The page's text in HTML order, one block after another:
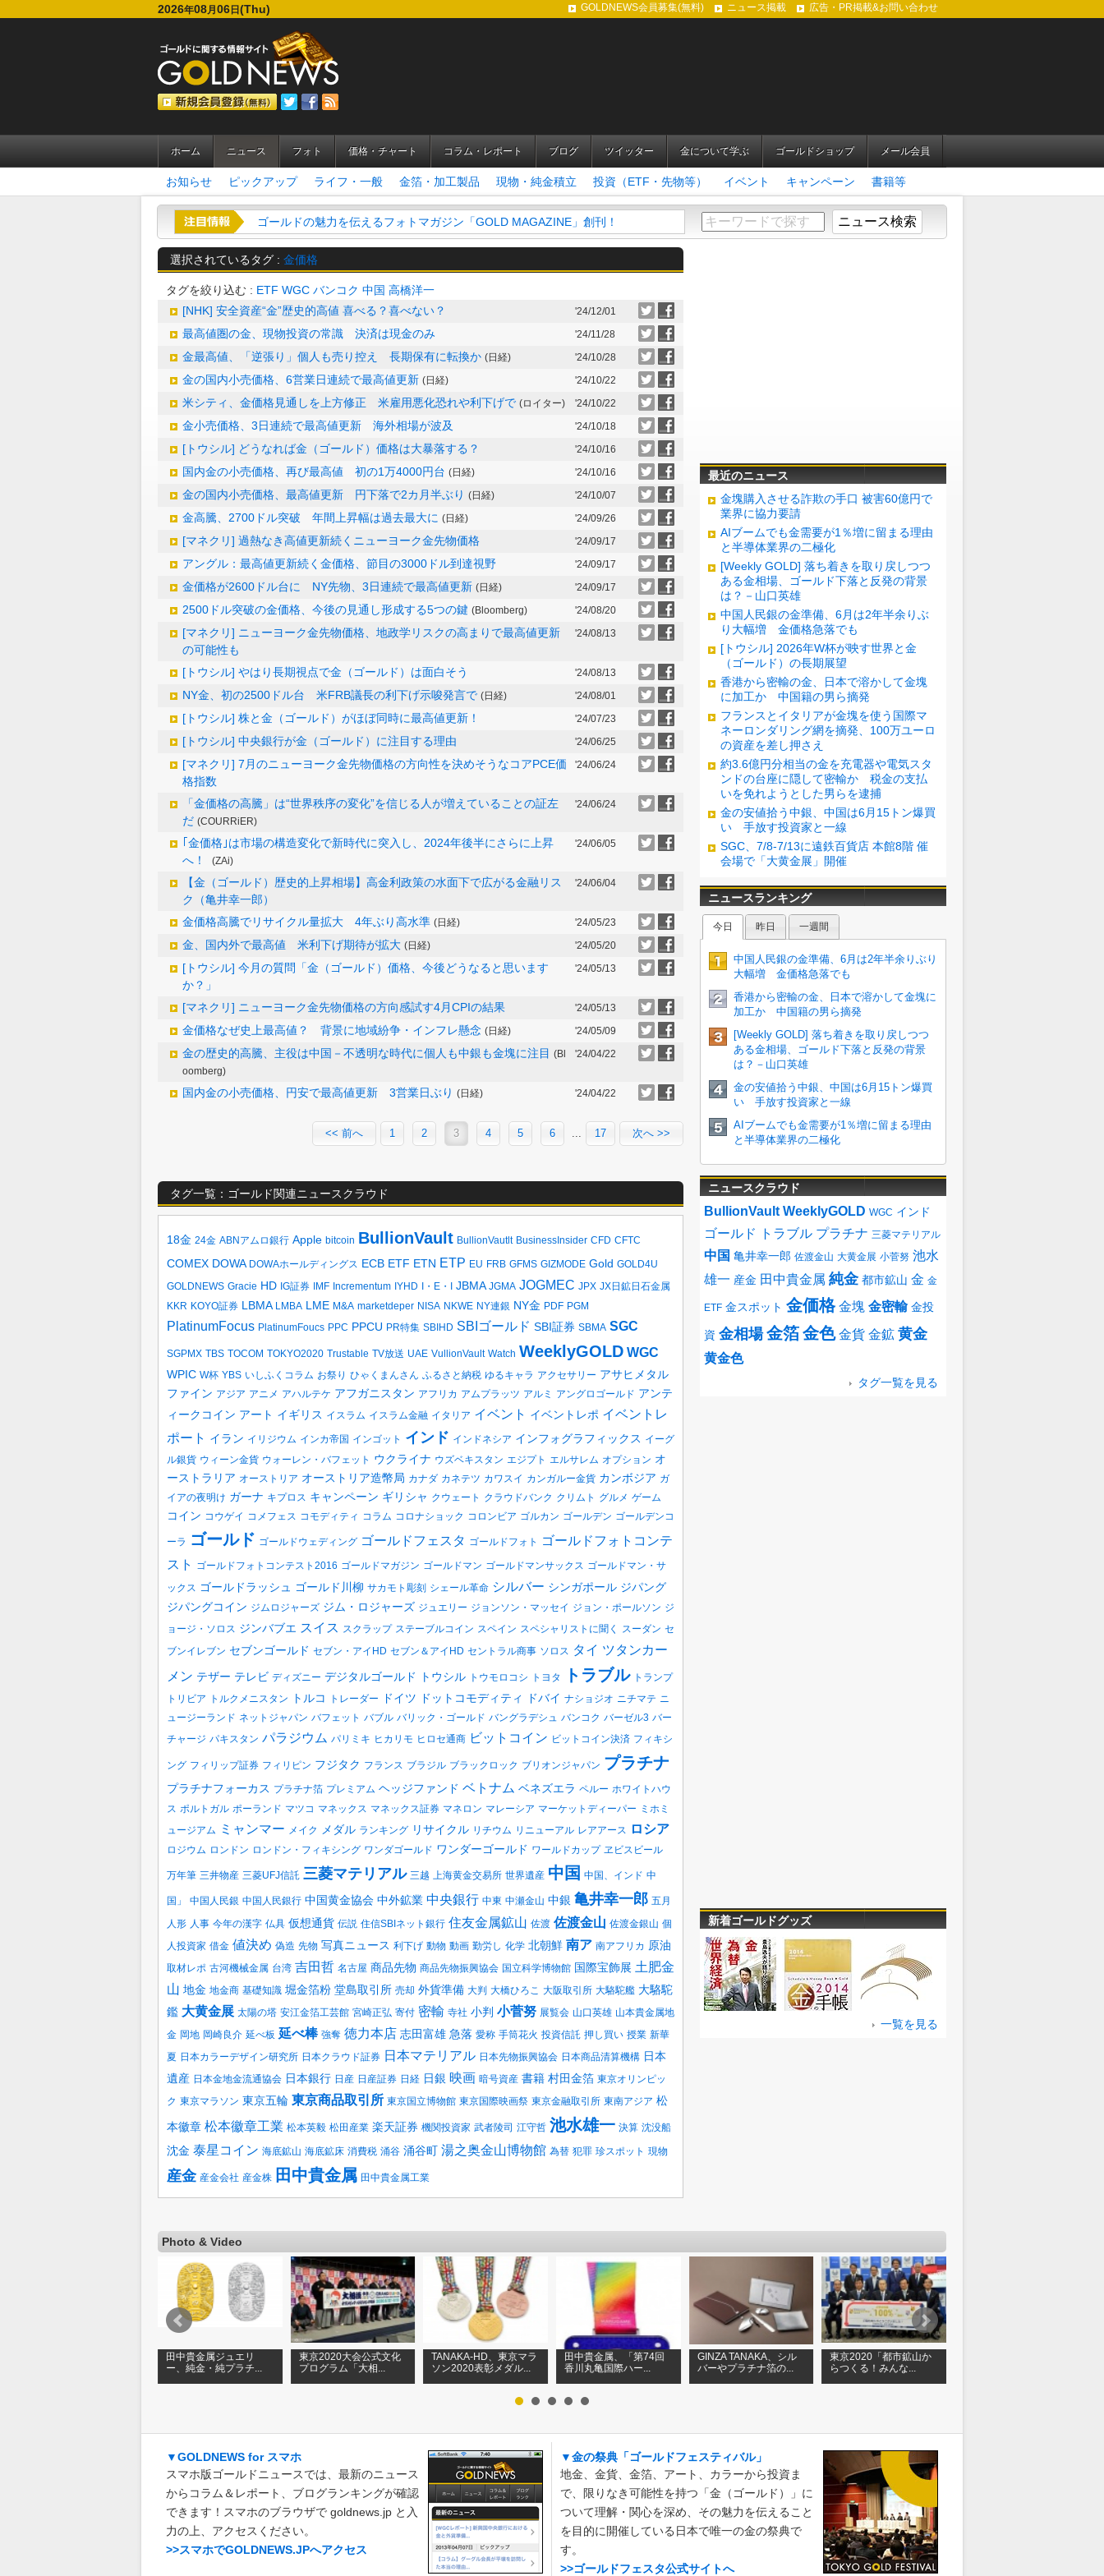
2026年08月 06 日 (Thu) GOLDNEWS会員募集(無料) ニュース掲載 広告・PR掲載&お問い合わせ
ホーム ニュース フォト 価格・チャート コラム・レポート ブログ ツイッター 金について学ぶ ゴールドショップ メール会員
お知らせ ピックアップ ライフ・一般 金箔・加工製品 現物・純金積立 投資（ETF・先物等） イベント キャンペーン 書籍等
ゴールドの魅力を伝えるフォトマガジン「GOLD MAGAZINE」創刊！
選択されているタグ : 金価格
タグを絞り込む : ETF WGC バンコク 中国 高橋洋一
[NHK] 安全資産“金”歴史的高値 喜べる？喜べない？
'24/12/01
最高値圏の金、現物投資の常識 決済は現金のみ '24/11/28
金最高値、「逆張り」個人も売り控え 長期保有に転換か (日経) '24/10/28
金の国内小売価格、6営業日連続で最高値更新 (日経) '24/10/22
米シティ、金価格見通しを上方修正 米雇用悪化恐れや利下げで (ロイター) '24/10/22
金小売価格、3日連続で最高値更新 海外相場が波及 '24/10/18
[トウシル] どうなれば金（ゴールド）価格は大暴落する？ '24/10/16
国内金の小売価格、再び最高値 初の1万4000円台 (日経) '24/10/16
金の国内小売価格、最高値更新 円下落で2カ月半ぶり (日経) '24/10/07
金高騰、2700ドル突破 年間上昇幅は過去最大に (日経) '24/09/26
[マネクリ] 過熱なき高値更新続くニューヨーク金先物価格 '24/09/17
アングル：最高値更新続く金価格、節目の3000ドル到達視野 '24/09/17
金価格が2600ドル台に NY先物、3日連続で最高値更新 (日経) '24/09/17
2500ドル突破の金価格、今後の見通し形成する5つの鍵 (Bloomberg) '24/08/20
[マネクリ] ニューヨーク金先物価格、地政学リスクの高まりで最高値更新
の可能性も
'24/08/13
[トウシル] やはり長期視点で金（ゴールド）は面白そう '24/08/13
NY金、初の2500ドル台 米FRB議長の利下げ示唆発言で (日経) '24/08/01
[トウシル] 株と金（ゴールド）がほぼ同時に最高値更新！ '24/07/23
[トウシル] 中央銀行が金（ゴールド）に注目する理由 '24/06/25
[マネクリ] 7月のニューヨーク金先物価格の方向性を決めそうなコアPCE価
格指数
'24/06/24
「金価格の高騰」は“世界秩序の変化”を信じる人が増えていることの証左
だ (COURRiER)
'24/06/24
｢金価格｣は市場の構造変化で新時代に突入し、2024年後半にさらに上昇
へ！
(ZAi)
'24/06/05
【金（ゴールド）歴史的上昇相場】高金利政策の水面下で広がる金融リス
ク（亀井幸一郎）
'24/06/04
金価格高騰でリサイクル量拡大 4年ぶり高水準 (日経) '24/05/23
金、国内外で最高値 米利下げ期待が拡大 (日経) '24/05/20
[トウシル] 今月の質問「金（ゴールド）価格、今後どうなると思います
か？」
'24/05/13
[マネクリ] ニューヨーク金先物価格の方向感試す4月CPIの結果 '24/05/13
金価格なぜ史上最高値？ 背景に地域紛争・インフレ懸念 (日経) '24/05/09
金の歴史的高騰、主役は中国－不透明な時代に個人も中銀も金塊に注目 (Bl
oomberg)
'24/04/22
国内金の小売価格、円安で最高値更新 3営業日ぶり (日経) '24/04/22
次へ >>
1 2 3 4 5 6 ... 17
<< 前へ
タグ一覧：ゴールド関連ニュースクラウド
18金 24金 ABNアムロ銀行 Apple bitcoin BullionVault BullionVautlt BusinessInsider CFD CFTC
COMEX DOWA DOWAホールディングス ECB ETF ETN ETP EU FRB GFMS GIZMODE Gold GOLD4U
GOLDNEWS Gracie HD IG証券 IMF Incrementum IYHD I・E・I JBMA JGMA JOGMEC JPX JX日鉱日石金属
KKR KOYO証券 LBMA LMBA LME M&A marketdeper NISA NKWE NY連銀 NY金 PDF PGM
PlatinumFocus PlatinumFoucs PPC PPCU PR特集 SBIHD SBIゴールド SBI証券 SBMA SGC
SGPMX TBS TOCOM TOKYO2020 Trustable TV放送 UAE VullionVault Watch WeeklyGOLD WGC
WPIC W杯 YBS いしふくコラム お祭り ひゃくまんさん ふるさと納税 ゆるキャラ アクセサリー アサヒメタル
ファイン アジア アニメ アハルテケ アフガニスタン アフリカ アムプラッツ アルミ アングロゴールド アンテ
ィークコイン アート イギリス イスラム イスラム金融 イタリア イベント イベントレポ イベントレ
ポート イラン イリジウム インカ帝国 インゴット インド インドネシア インフォグラフィックス イーグ
ル銀貨 ウィーン金貨 ウォーレン・バフェット ウクライナ ウズベキスタン エジプト エルサレム オプション オ
ーストラリア オーストリア オーストリア造幣局 カナダ カネテツ カワスイ カンガルー金貨 カンボジア ガ
イアの夜明け ガーナ キプロス キャンペーン ギリシャ クウェート クラウドバンク クリムト グルメ ゲーム
コイン コウゲイ コメフェス コモディティ コラム コロナショック コロンビア ゴルカン ゴールデン ゴールデンコ
ーラ ゴールド ゴールドウェディング ゴールドフェスタ ゴールドフォト
ゴールドフォトコンテ
スト
ゴールドフォトコンテスト2016 ゴールドマガジン ゴールドマン ゴールドマンサックス ゴールドマン・サ
ックス ゴールドラッシュ ゴールド川柳 サカモト彫刻 シェール革命 シルバー シンガポール ジパング
ジパングコイン ジムロジャーズ ジム・ロジャーズ ジュエリー ジョンソン・マッセイ ジョン・ポールソン ジ
ョージ・ソロス ジンバブエ スイス スクラップ ステーブルコイン スペイン スペシャリストに聞く スーダン セ
ブンイレブン セブンゴールド セブン・アイHD セブン＆アイHD セントラル商事 ソロス タイ ツタンカー
メン テザー テレビ ディズニー デジタルゴールド トウシル トウモロコシ トヨタ トラブル トランプ
トリビア
トルクメニスタン トルコ トレーダー ドイツ ドットコモディティ ドバイ ナショジオ ニチマテ ニ
ュージーランド ネットジャパン バフェット バブル バリック・ゴールド バングラデシュ バンコク バーゼル3 バー
チャージ パキスタン パラジウム パリミキ ヒカリモ ヒロセ通商 ビットコイン ビットコイン決済 フィキシ
ング フィリップ証券 フィリピン フジタク フランス ブラジル ブラックロック ブリオンジャパン プラチナ
プラチナフォーカス プラチナ箔 プレミアム ヘッジファンド ベトナム ベネズエラ ペルー ホワイトハウ
ス ポルトガル ポーランド マツコ マネックス マネックス証券 マネロン マレーシア マーケットディーパー ミホミ
ュージアム
ミャンマー メイク メダル ランキング リサイクル リチウム リニューアル レアアース ロシア
ロジウム ロンドン ロンドン・フィキシング ワンダゴールド ワンダーゴールド ワールドカップ ヱビスビール
万年筆 三井物産 三菱UFJ信託 三菱マテリアル 三越 上海黄金交易所 世界遺産 中国 中国、インド 中
国」 中国人民銀 中国人民銀行 中国黄金協会 中外鉱業 中央銀行 中東 中瀬金山 中銀 亀井幸一郎 五月
人形 人事 今年の漢字 仏具 仮想通貨 伝説 住信SBIネット銀行 住友金属鉱山 佐渡 佐渡金山 佐渡金銀山 個
人投資家 借金 値決め 偽造 先物 写真ニュース 利下げ 動物 動画 勤労し 化学 北朝鮮 南ア 南アフリカ 原油
取材レポ 古河機械金属 台湾 吉田哲 名古屋 商品先物 商品先物振興協会 国立科学博物館 国際宝飾展 土肥金
山 地金 地金商 基礎知識 堀金箔粉 堂島取引所 売却 外貨準備 大判 大橋ひろこ 大阪取引所 大駱駝艦 大駱駝
鑑 大黄金展 太陽の塔 安江金箔工芸館 宮崎正弘 寄付 密輸 寺社 小判 小菅努 展覧会 山口英雄 山本貴金属地
金 岡地 岡崎良介 延べ板 延べ棒 強奪 徳力本店 志田富雄 急落 愛称 手筒花火 投資信託 押し買い 授業 新華
夏 日本カラーデザイン研究所 日本クラウド証券 日本マテリアル 日本先物振興協会 日本商品清算機構 日本
遺産 日本金地金流通協会 日本銀行 日産 日産証券 日経 日銀 映画 暗号資産 書籍 村田金箔 東京オリンピッ
ク 東京マラソン 東京五輪 東京商品取引所 東京国立博物館 東京国際映画祭 東京金融取引所 東南アジア 松
本徽章 松本徽章工業 松本英毅 松田産業 楽天証券 機関投資家 武者陵司 江守哲 池水雄一 決算 沈没船
沈金 泰星コイン 海底鉱山 海底鉱床 消費税 涌谷 涌谷町 湯之奥金山博物館 為替 犯罪 珍スポット 現物
産金 産金会社 産金株 田中貴金属 田中貴金属工業
最近のニュース
金塊購入させる詐欺の手口 被害60億円で
業界に協力要請
AIブームでも金需要が1％増に留まる理由
と半導体業界の二極化
[Weekly GOLD] 落ち着きを取り戻しつつ
ある金相場、ゴールド下落と反発の背景
は？－山口英雄
中国人民銀の金準備、6月は2年半余りぶ
り大幅増 金価格急落でも
[トウシル] 2026年W杯が映す世界と金
（ゴールド）の長期展望
香港から密輸の金、日本で溶かして金塊
に加工か 中国籍の男ら摘発
フランスとイタリアが金塊を使う国際マ
ネーロンダリング網を摘発、100万ユーロ
の資産を差し押さえ
約3.6億円分相当の金を充電器や電気スタ
ンドの台座に隠して密輸か 税金の支払
いを免れようとした男らを逮捕
金の安値拾う中銀、中国は6月15トン爆買
い 手放す投資家と一線
SGC、7/8-7/13に遠鉄百貨店 本館8階 催
会場で「大黄金展」開催
ニュースクラウド
BullionVault WeeklyGOLD WGC インド
ゴールド トラブル プラチナ 三菱マテリアル
中国 亀井幸一郎 佐渡金山 大黄金展 小菅努 池水
雄一 産金 田中貴金属 純金 都市鉱山 金 金
ETF 金スポット 金価格 金塊 金密輸 金投
資 金相場 金箔金色 金貨 金鉱 黄金
黄金色
タグ一覧を見る
新着ゴールドグッズ
一覧を見る
Photo & Video
田中貴金属ジュエリ
ー、純金・純プラチ...
東京2020大会公式文化
プログラム「大相...
TANAKA-HD、東京マラ
ソン2020表彰メダル...
田中貴金属、「第74回
香川丸亀国際ハー...
GINZA TANAKA、シル
バーやプラチナ箔の...
東京2020「都市鉱山か
らつくる！みんな...
▼GOLDNEWS for スマホ
スマホ版ゴールドニュースでは、最新のニュース
からコラム＆レポート、ブログランキングが確認
できます！スマホのブラウザで goldnews.jp と入
力の上、アクセスください。
>>スマホでGOLDNEWS.JPへアクセス
▼金の祭典「ゴールドフェスティバル」
地金、金貨、金箔、アート、カラーから投資ま
で、限りなき可能性を持つ「金（ゴールド）」に
ついて理解・関心を深め、その魅力を伝えること
を目的に開催している日本で唯一の金の祭典で
す。
>>ゴールドフェスタ公式サイトへ